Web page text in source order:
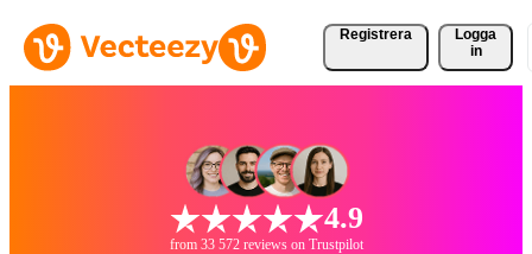
Registrera
Logga
in
4.9
from 33 572 reviews on Trustpilot